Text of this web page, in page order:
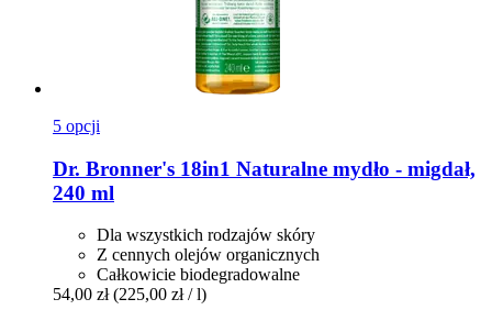
5 opcji
Dr. Bronner's 18in1 Naturalne mydło -​ migdał,
240 ml
Dla wszystkich rodzajów skóry
Z cennych olejów organicznych
Całkowicie biodegradowalne
54,00 zł (225,00 zł / l)